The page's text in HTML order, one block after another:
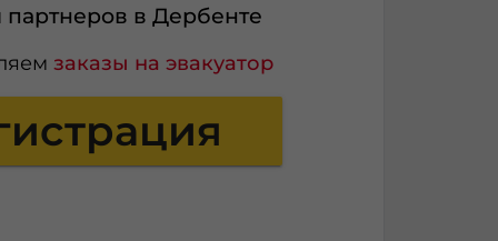
в Дербенте
заказы на эвакуатор